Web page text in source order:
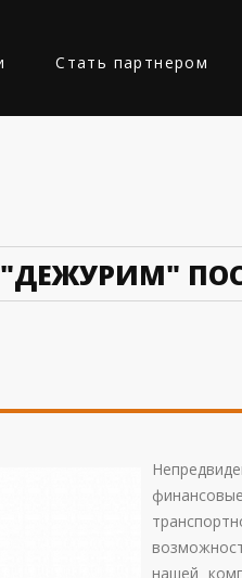
Стать партнером
нашей